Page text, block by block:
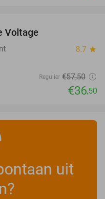
Voltage
8.7 star
Regulier €57,50
€36,50
uit